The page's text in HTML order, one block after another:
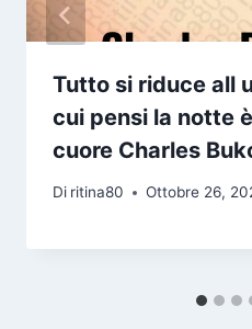
Tutto si riduce all
cui pensi la notte
cuore Charles
Di ritina80 Ottobre 26,